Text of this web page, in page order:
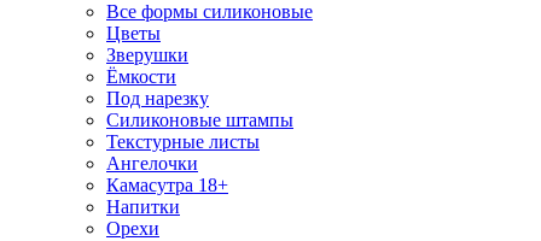
Все формы силиконовые
Цветы
Зверушки
Ёмкости
Под нарезку
Силиконовые штампы
Текстурные листы
Ангелочки
Камасутра 18+
Напитки
Орехи